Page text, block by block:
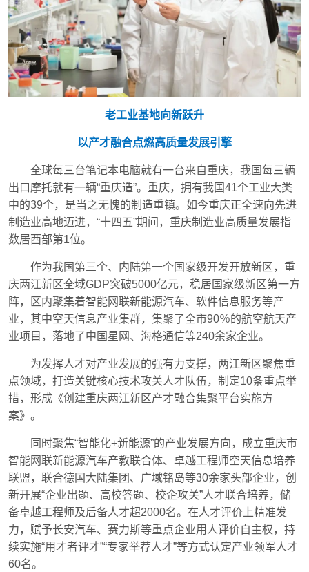
老工业基地向新跃升
以产才融合点燃高质量发展引擎
全球每三台笔记本电脑就有一台来自重庆，我国每三辆
出口摩托就有一辆“重庆造”。重庆，拥有我国41个工业大类
中的39个，是当之无愧的制造重镇。如今重庆正全速向先进
制造业高地迈进，“十四五”期间，重庆制造业高质量发展指
数居西部第1位。
作为我国第三个、内陆第一个国家级开发开放新区，重
庆两江新区全域GDP突破5000亿元，稳居国家级新区第一方
阵，区内聚集着智能网联新能源汽车、软件信息服务等产
业，其中空天信息产业集群，集聚了全市90％的航空航天产
业项目，落地了中国星网、海格通信等240余家企业。
为发挥人才对产业发展的强有力支撑，两江新区聚焦重
点领域，打造关键核心技术攻关人才队伍，制定10条重点举
措，形成《创建重庆两江新区产才融合集聚平台实施方
案》。
同时聚焦“智能化+新能源”的产业发展方向，成立重庆市
智能网联新能源汽车产教联合体、卓越工程师空天信息培养
联盟，联合德国大陆集团、广域铭岛等30余家头部企业，创
新开展“企业出题、高校答题、校企攻关”人才联合培养，储
备卓越工程师及后备人才超2000名。在人才评价上精准发
力，赋予长安汽车、赛力斯等重点企业用人评价自主权，持
续实施“用才者评才”“专家举荐人才”等方式认定产业领军人才
60名。